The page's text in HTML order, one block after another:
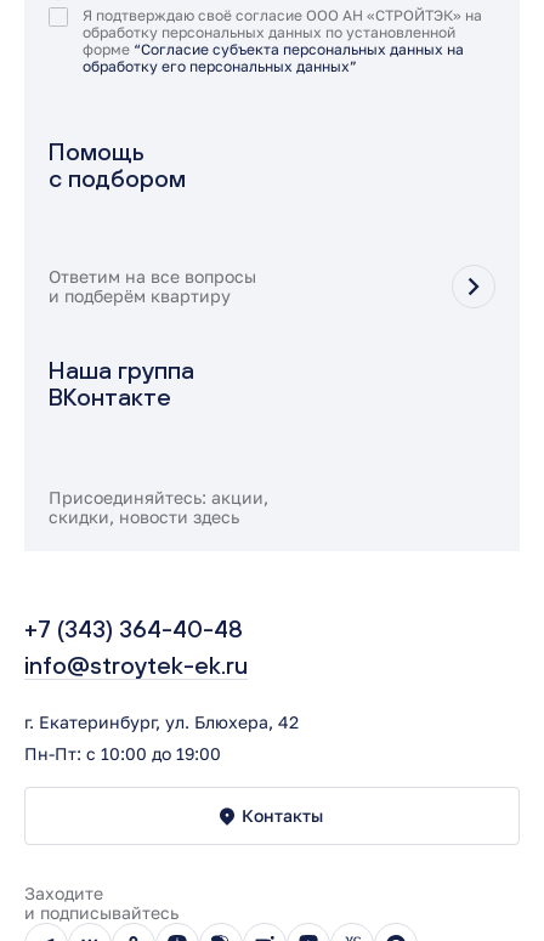
Я подтверждаю своё согласие ООО АН «СТРОЙТЭК» на
обработку персональных данных по установленной
форме “Согласие субъекта персональных данных на
обработку его персональных данных”
Помощь
с подбором
Ответим на все вопросы
и подберём квартиру
Наша группа
ВКонтакте
Присоединяйтесь: акции,
скидки, новости здесь
+7 (343) 364-40-48
info@stroytek-ek.ru
г. Екатеринбург, ул. Блюхера, 42
Пн-Пт: с 10:00 до 19:00
Контакты
Заходите
и подписывайтесь